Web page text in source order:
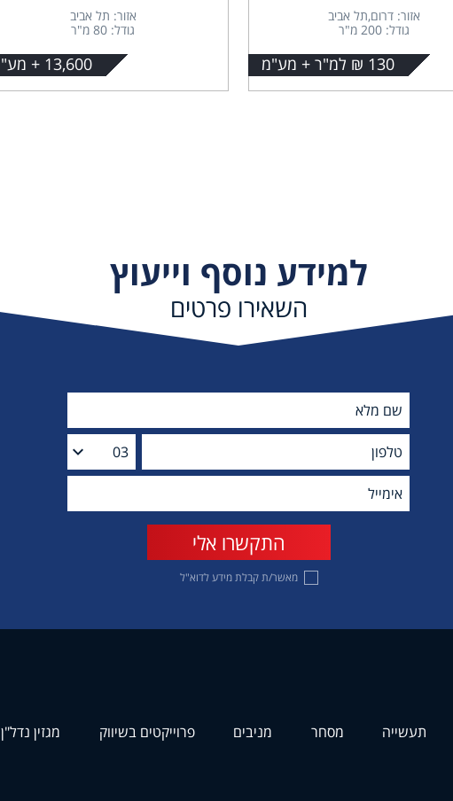
אזור: דרום,תל אביב
גודל: 200 מ"ר
130 ₪ למ"ר + מע"מ
אזור: תל אביב
גודל: 80 מ"ר
13,600 + מע"מ
למידע נוסף וייעוץ
השאירו פרטים
מאשר/ת קבלת מידע לדוא"ל
תעשייה מסחר מניבים פרוייקטים בשיווק מגזין נדל"ן